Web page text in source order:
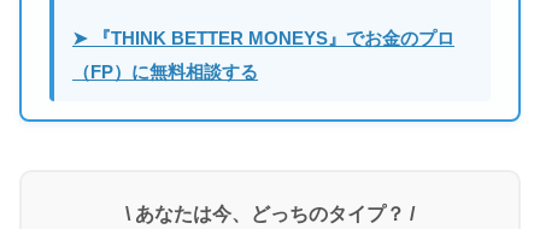
➤ 『THINK BETTER MONEYS』でお金のプロ
（FP）に無料相談する
\ あなたは今、どっちのタイプ？ /